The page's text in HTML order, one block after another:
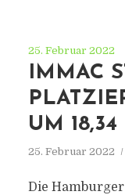
25. Februar 2022
IMMAC
UM
25. Februar 2022
Die